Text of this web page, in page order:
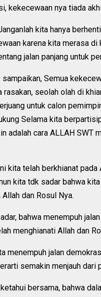
kekecewaan nya tiada
kita hanya
karena kita merasa di
jalan panjang untuk
Semua
rasakan, seolah olah di
untuk calon
Selama kita
adalah cara ALLAH SWT
kita telah berkhianat pada
kita tdk sadar bahwa
dan Rosul Nya.
bahwa menempuh
menghianati Allah dan
menempuh jalan
semakin menjauh dari
bersama, bahwa